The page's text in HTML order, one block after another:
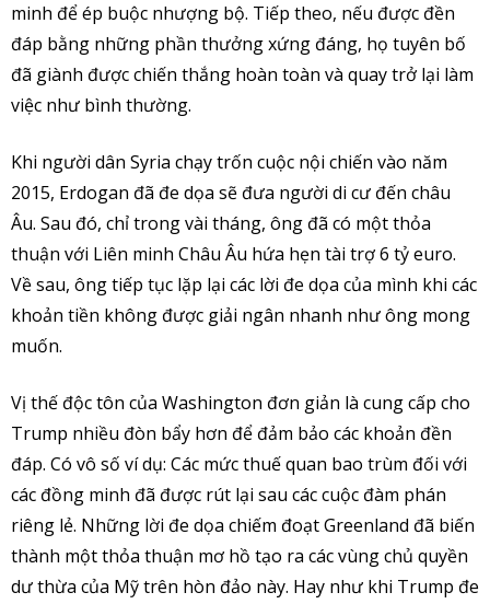
minh để ép buộc nhượng bộ. Tiếp theo, nếu được đền
đáp bằng những phần thưởng xứng đáng, họ tuyên bố
đã giành được chiến thắng hoàn toàn và quay trở lại làm
việc như bình thường.
Khi người dân Syria chạy trốn cuộc nội chiến vào năm
2015, Erdogan đã đe dọa sẽ đưa người di cư đến châu
Âu. Sau đó, chỉ trong vài tháng, ông đã có một thỏa
thuận với Liên minh Châu Âu hứa hẹn tài trợ 6 tỷ euro.
Về sau, ông tiếp tục lặp lại các lời đe dọa của mình khi các
khoản tiền không được giải ngân nhanh như ông mong
muốn.
Vị thế độc tôn của Washington đơn giản là cung cấp cho
Trump nhiều đòn bẩy hơn để đảm bảo các khoản đền
đáp. Có vô số ví dụ: Các mức thuế quan bao trùm đối với
các đồng minh đã được rút lại sau các cuộc đàm phán
riêng lẻ. Những lời đe dọa chiếm đoạt Greenland đã biến
thành một thỏa thuận mơ hồ tạo ra các vùng chủ quyền
dư thừa của Mỹ trên hòn đảo này. Hay như khi Trump đe